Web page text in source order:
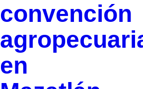
convención
en